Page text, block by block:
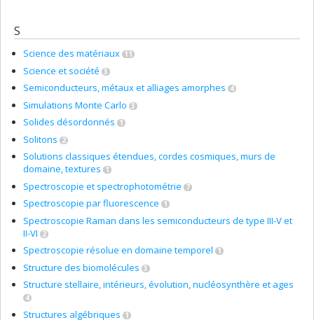
S
Science des matériaux 11
Science et société 3
Semiconducteurs, métaux et alliages amorphes 4
Simulations Monte Carlo 3
Solides désordonnés 1
Solitons 2
Solutions classiques étendues, cordes cosmiques, murs de
domaine, textures 1
Spectroscopie et spectrophotométrie 7
Spectroscopie par fluorescence 1
Spectroscopie Raman dans les semiconducteurs de type III-V et
II-VI 2
Spectroscopie résolue en domaine temporel 1
Structure des biomolécules 3
Structure stellaire, intérieurs, évolution, nucléosynthère et ages
4
Structures algébriques 1